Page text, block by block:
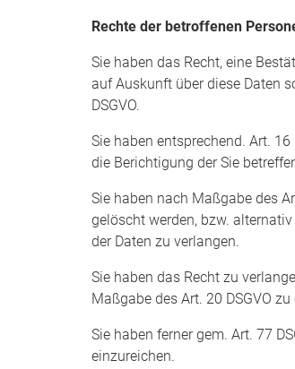
Rechte der betroffenen
Sie haben das Recht, eine
auf Auskunft über diese Daten
DSGVO.
Sie haben entsprechend. Art.
die Berichtigung der Sie
Sie haben nach Maßgabe des
gelöscht werden, bzw.
der Daten zu verlangen.
Sie haben das Recht zu
Maßgabe des Art. 20 DSGVO
Sie haben ferner gem. Art. 77
einzureichen.